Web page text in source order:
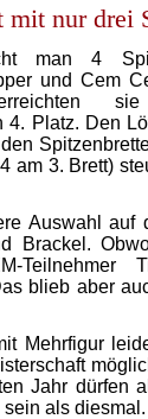
nur drei
man 4
und Cem
4. Platz. Den
am 3. Brett)
Auswahl auf
Brackel.
Teilnehmer
blieb aber
Mehrfigur
Jahr dürfen
als diesmal.